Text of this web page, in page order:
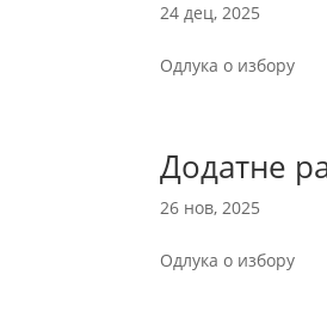
24 дец, 2025
Одлука о избору
Додатне
26 нов, 2025
Одлука о избору